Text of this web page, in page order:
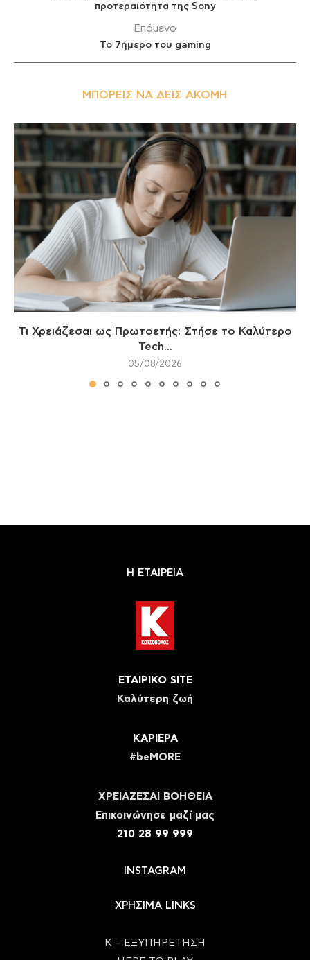
προτεραιότητα της Sony
Επόμενο
Το 7ήμερο του gaming
ΜΠΟΡΕΊΣ ΝΑ ΔΕΙΣ ΑΚΌΜΗ
Τι Χρειάζεσαι ως Πρωτοετής; Στήσε το Καλύτερο
Tech...
05/08/2026
Η ΕΤΑΙΡΕΙΑ
ΕΤΑΙΡΙΚΟ SITE
Καλύτερη ζωή
ΚΑΡΙΕΡΑ
#beMORE
ΧΡΕΙΑΖΕΣΑΙ ΒΟΗΘΕΙΑ
Eπικοινώνησε μαζί μας
210 28 99 999
INSTAGRAM
ΧΡΗΣΙΜΑ LINKS
Κ – ΕΞΥΠΗΡΕΤΗΣΗ